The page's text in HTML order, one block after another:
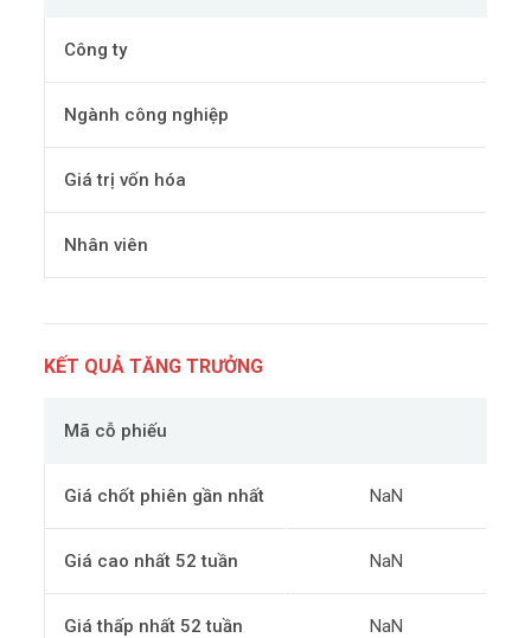
Công ty
Ngành công nghiệp
Giá trị vốn hóa
Nhân viên
KẾT QUẢ TĂNG TRƯỞNG
Mã cỗ phiếu
Giá chốt phiên gần nhất NaN
Giá cao nhất 52 tuần NaN
Giá thấp nhất 52 tuần NaN